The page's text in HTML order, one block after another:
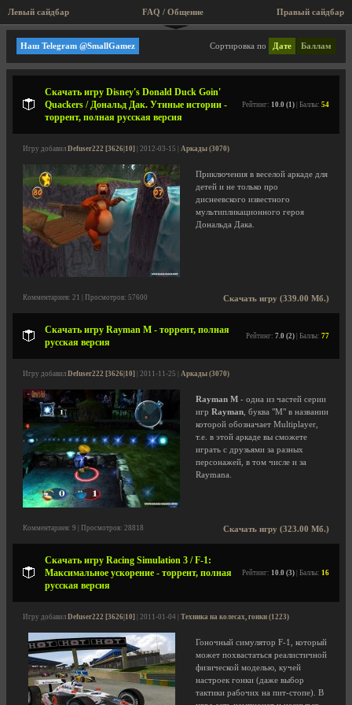
Левый сайдбар Правый сайдбар
FAQ / Общение
Ubi Soft Entertainment
Сортировка по Дате Баллам
Наш Telegram @SmallGamez
Скачать игру Disney's Donald Duck Goin'
Quackers / Дональд Дак. Утиные истории -
торрент, полная русская версия
Рейтинг: 10.0 (1) | Баллы: 54
Игру добавил Defuser222 [3626|10] | 2012-03-15 | Аркады (3070)
Приключения в веселой аркаде для
детей и не только про
диснеевского известного
мультипликационного героя
Дональда Дака.
Скачать игру (339.00 Мб.)
Комментариев: 21 | Просмотров: 57600
Скачать игру Rayman M - торрент, полная
русская версия
Рейтинг: 7.0 (2) | Баллы: 77
Игру добавил Defuser222 [3626|10] | 2011-11-25 | Аркады (3070)
Rayman M - одна из частей серии
игр Rayman , буква "M" в названии
которой обозначает Multiplayer,
т.е. в этой аркаде вы сможете
играть с друзьями за разных
персонажей, в том числе и за
Raymana.
Скачать игру (323.00 Мб.)
Комментариев: 9 | Просмотров: 28818
Скачать игру Racing Simulation 3 / F-1:
Максимальное ускорение - торрент, полная
русская версия
Рейтинг: 10.0 (3) | Баллы: 16
Игру добавил Defuser222 [3626|10] | 2011-01-04 | Техника на колесах, гонки (1223)
Гоночный симулятор F-1, который
может похвастаться реалистичной
физической моделью, кучей
настроек гонки (даже выбор
тактики рабочих на пит-стопе). В